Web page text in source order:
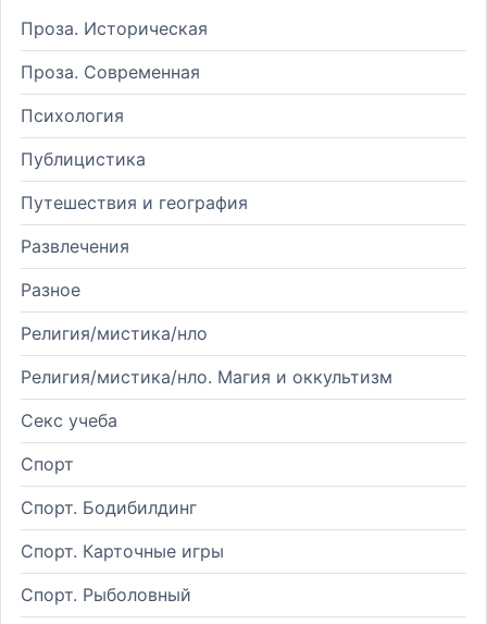
Проза. Историческая
Проза. Современная
Психология
Публицистика
Путешествия и география
Развлечения
Разное
Религия/мистика/нло
Религия/мистика/нло. Магия и оккультизм
Секс учеба
Спорт
Спорт. Бодибилдинг
Спорт. Карточные игры
Спорт. Рыболовный